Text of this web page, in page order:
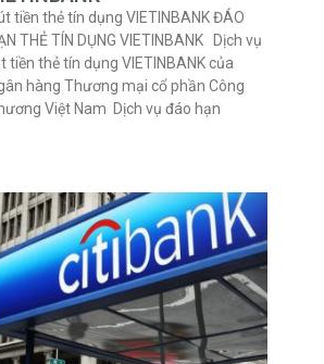
tiền thẻ tín dụng VIETINBANK ĐÁO
THẺ TÍN DỤNG VIETINBANK Dịch vụ
tiền thẻ tín dụng VIETINBANK của
hàng Thương mại cổ phần Công
Việt Nam Dịch vụ đáo hạn